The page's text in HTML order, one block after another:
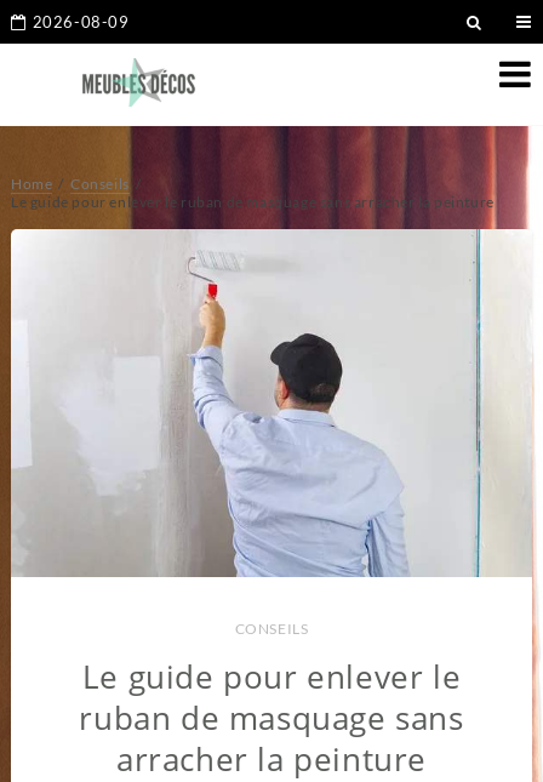
2026-08-09
Home
Conseils
Le guide pour enlever le ruban de masquage sans arracher la peinture
CONSEILS
Le guide pour enlever le
ruban de masquage sans
arracher la peinture